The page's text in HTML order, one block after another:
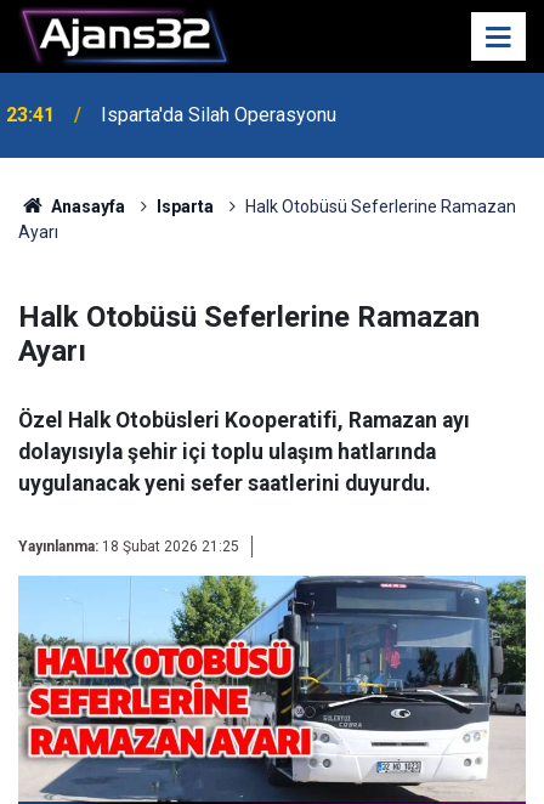
23:41 Isparta'da Silah Operasyonu
23:21 6 Mart Spor Salonu Yeniden Yükseliyor
Anasayfa Isparta
Halk Otobüsü Seferlerine Ramazan
Ayarı
Halk Otobüsü Seferlerine Ramazan
Ayarı
Özel Halk Otobüsleri Kooperatifi, Ramazan ayı
dolayısıyla şehir içi toplu ulaşım hatlarında
uygulanacak yeni sefer saatlerini duyurdu.
Yayınlanma: 18 Şubat 2026 21:25